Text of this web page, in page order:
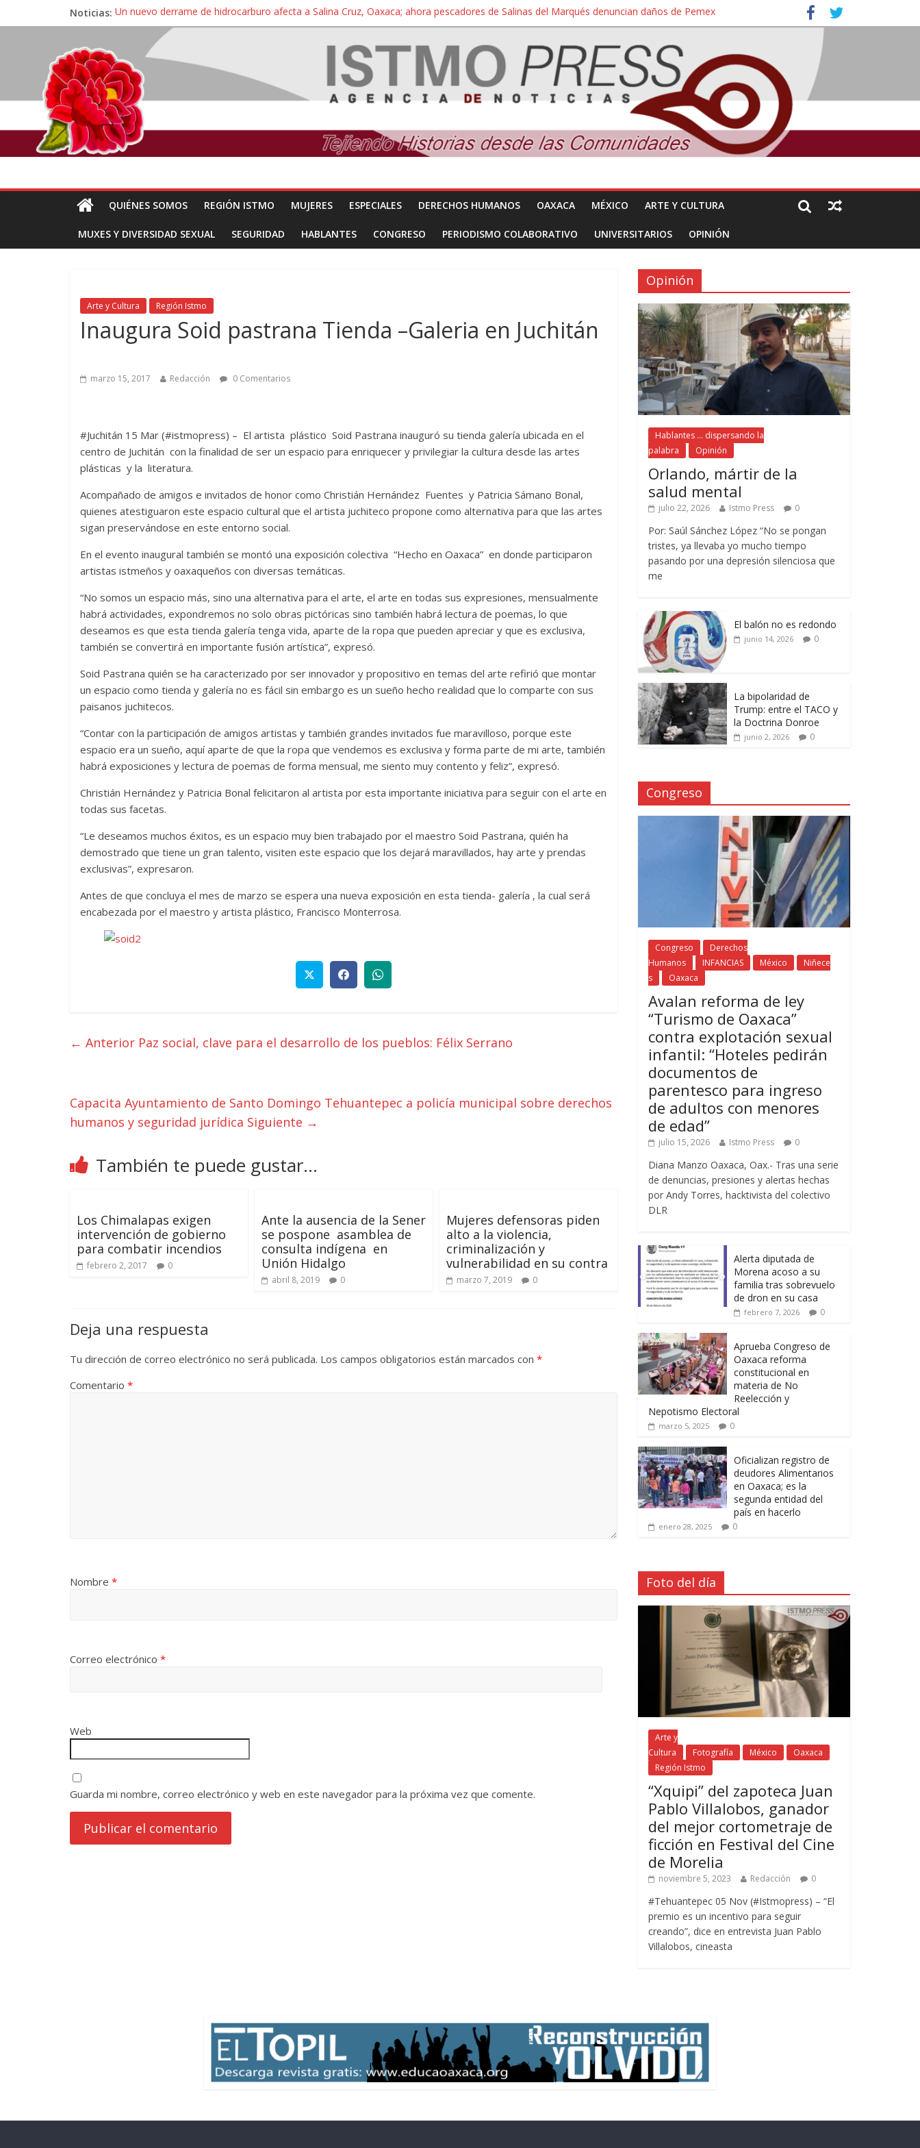
Noticias: Un nuevo derrame de hidrocarburo afecta a Salina Cruz, Oaxaca; ahora pescadores de Salinas del Marqués denuncian daños de Pemex
Ángel, el joven autista expulsado por la Universidad Bienestar de Ixtepec, Oaxaca vuelve a las aulas tras amparo
Familiares de periodista Alejandro Leyva se reúnen con titular de la SEGOB y exigen detener a los autores materiales e intelectuales de su asesinato
Alertan pescadores de Juchitán, Oaxaca de nuevo despojo de su territorio para construir un parque eólico
Pescadores y comuneros ikoots detienen la extracción ilegal de material pétreo de gravera Oyamel
QUIÉNES SOMOS REGIÓN ISTMO MUJERES ESPECIALES DERECHOS HUMANOS OAXACA MÉXICO ARTE Y CULTURA
MUXES Y DIVERSIDAD SEXUAL SEGURIDAD HABLANTES CONGRESO PERIODISMO COLABORATIVO UNIVERSITARIOS OPINIÓN
Arte y Cultura Región Istmo
Inaugura Soid pastrana Tienda –Galeria en Juchitán
marzo 15, 2017 Redacción 0 Comentarios
#Juchitán 15 Mar (#istmopress) – El artista plástico Soid Pastrana inauguró su tienda galería ubicada en el
centro de Juchitán con la finalidad de ser un espacio para enriquecer y privilegiar la cultura desde las artes
plásticas y la literatura.
Acompañado de amigos e invitados de honor como Christián Hernández Fuentes y Patricia Sámano Bonal,
quienes atestiguaron este espacio cultural que el artista juchiteco propone como alternativa para que las artes
sigan preservándose en este entorno social.
En el evento inaugural también se montó una exposición colectiva “Hecho en Oaxaca” en donde participaron
artistas istmeños y oaxaqueños con diversas temáticas.
“No somos un espacio más, sino una alternativa para el arte, el arte en todas sus expresiones, mensualmente
habrá actividades, expondremos no solo obras pictóricas sino también habrá lectura de poemas, lo que
deseamos es que esta tienda galería tenga vida, aparte de la ropa que pueden apreciar y que es exclusiva,
también se convertirá en importante fusión artística”, expresó.
Soid Pastrana quién se ha caracterizado por ser innovador y propositivo en temas del arte refirió que montar
un espacio como tienda y galería no es fácil sin embargo es un sueño hecho realidad que lo comparte con sus
paisanos juchitecos.
“Contar con la participación de amigos artistas y también grandes invitados fue maravilloso, porque este
espacio era un sueño, aquí aparte de que la ropa que vendemos es exclusiva y forma parte de mi arte, también
habrá exposiciones y lectura de poemas de forma mensual, me siento muy contento y feliz”, expresó.
Christián Hernández y Patricia Bonal felicitaron al artista por esta importante iniciativa para seguir con el arte en
todas sus facetas.
“Le deseamos muchos éxitos, es un espacio muy bien trabajado por el maestro Soid Pastrana, quién ha
demostrado que tiene un gran talento, visiten este espacio que los dejará maravillados, hay arte y prendas
exclusivas”, expresaron.
Antes de que concluya el mes de marzo se espera una nueva exposición en esta tienda- galería , la cual será
encabezada por el maestro y artista plástico, Francisco Monterrosa.
← Anterior Paz social, clave para el desarrollo de los pueblos: Félix Serrano
Capacita Ayuntamiento de Santo Domingo Tehuantepec a policía municipal sobre derechos
humanos y seguridad jurídica Siguiente →
También te puede gustar...
Los Chimalapas exigen
intervención de gobierno
para combatir incendios
febrero 2, 2017 0
Ante la ausencia de la Sener
se pospone asamblea de
consulta indígena en
Unión Hidalgo
abril 8, 2019 0
Mujeres defensoras piden
alto a la violencia,
criminalización y
vulnerabilidad en su contra
marzo 7, 2019 0
Deja una respuesta
Tu dirección de correo electrónico no será publicada. Los campos obligatorios están marcados con *
Comentario *
Nombre *
Correo electrónico *
Web
Guarda mi nombre, correo electrónico y web en este navegador para la próxima vez que comente.
Opinión
Hablantes ... dispersando la
palabra
Opinión
Orlando, mártir de la
salud mental
julio 22, 2026 Istmo Press 0
Por: Saúl Sánchez López “No se pongan
tristes, ya llevaba yo mucho tiempo
pasando por una depresión silenciosa que
me
El balón no es redondo
junio 14, 2026 0
La bipolaridad de
Trump: entre el TACO y
la Doctrina Donroe
junio 2, 2026 0
Congreso
Congreso
Derechos
Humanos
INFANCIAS México
Niñece
s
Oaxaca
Avalan reforma de ley
“Turismo de Oaxaca”
contra explotación sexual
infantil: “Hoteles pedirán
documentos de
parentesco para ingreso
de adultos con menores
de edad”
julio 15, 2026 Istmo Press 0
Diana Manzo Oaxaca, Oax.- Tras una serie
de denuncias, presiones y alertas hechas
por Andy Torres, hacktivista del colectivo
DLR
Alerta diputada de
Morena acoso a su
familia tras sobrevuelo
de dron en su casa
febrero 7, 2026 0
Aprueba Congreso de
Oaxaca reforma
constitucional en
materia de No
Reelección y
Nepotismo Electoral
marzo 5, 2025 0
Oficializan registro de
deudores Alimentarios
en Oaxaca; es la
segunda entidad del
país en hacerlo
enero 28, 2025 0
Foto del día
Arte y
Cultura
Fotografía México
Oaxaca
Región Istmo
“Xquipi” del zapoteca Juan
Pablo Villalobos, ganador
del mejor cortometraje de
ficción en Festival del Cine
de Morelia
noviembre 5, 2023 Redacción 0
#Tehuantepec 05 Nov (#Istmopress) – “El
premio es un incentivo para seguir
creando”, dice en entrevista Juan Pablo
Villalobos, cineasta